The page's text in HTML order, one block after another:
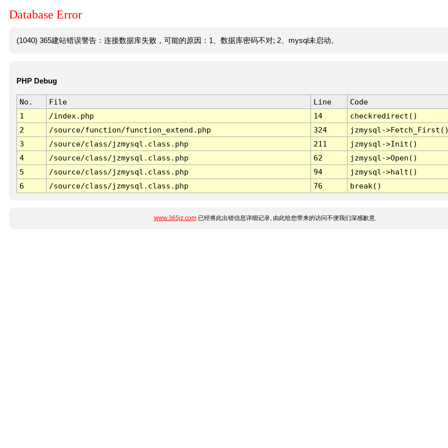
Database Error
(1040) 365建站错误警告：连接数据库失败，可能的原因：1、数据库密码不对; 2、mysql未启动。
PHP Debug
No. File Line
Code
1
/index.php 14
checkredirect()
2
/source/function/function_extend.php 324
jzmysql-
3
/source/class/jzmysql.class.php 211
jzmysql->Init()
4
/source/class/jzmysql.class.php 62
jzmysql->Open()
5
/source/class/jzmysql.class.php 94
jzmysql->halt()
6
/source/class/jzmysql.class.php 76 break()
www.365jz.com已经将此出错信息详细记录, 由此给您带来的访问不便我们深感歉意.